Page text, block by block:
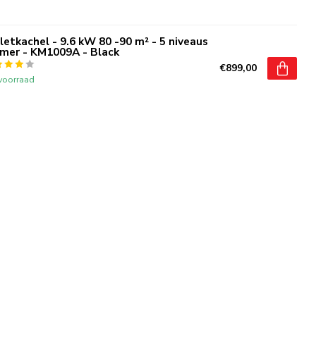
- 9.6 kW 80 -90 m² - 5 niveaus
- KM1009A - Black
€899,00